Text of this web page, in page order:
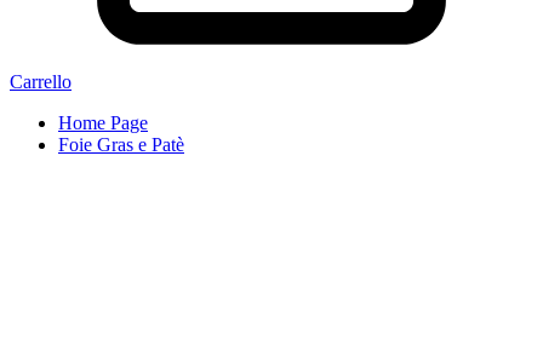
Carrello
Home Page
Foie Gras e Patè